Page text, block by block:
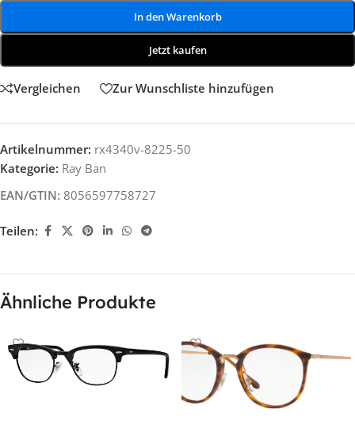
In den Warenkorb
Jetzt kaufen
Vergleichen Zur Wunschliste hinzufügen
Artikelnummer: rx4340v-8225-50
Kategorie: Ray Ban
EAN/GTIN: 8056597758727
Teilen:
Ähnliche Produkte